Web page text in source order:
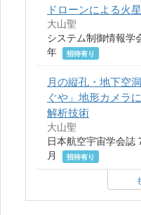
ドローンによる火
大山聖
システム制御情報
年
招待有り
月の縦孔・地下空
ぐや」地形カメラ
解析技術
大山聖
日本航空宇宙学会
月
招待有り